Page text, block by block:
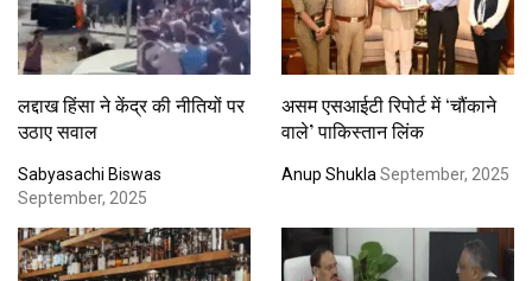
लद्दाख हिंसा ने केंद्र की नीतियों पर
उठाए सवाल
Sabyasachi Biswas
September, 2025
असम एसआईटी रिपोर्ट में ‘चौंकाने
वाले’ पाकिस्तान लिंक
Anup Shukla September, 2025